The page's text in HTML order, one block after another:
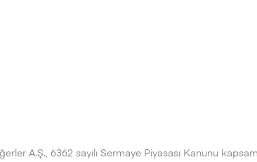
A.Ş., 6362 sayılı Sermaye Piyasası Kanunu